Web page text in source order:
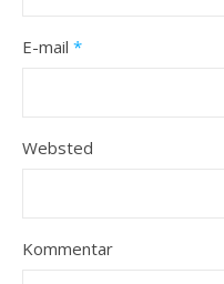
E-mail *
Websted
Kommentar